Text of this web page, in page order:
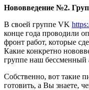
Нововведение №2.
В своей группе VK
конце года проводили
фронт работ, которые
Какие конкретно
группе наш бессменный
Собственно, вот такие
готовить, а Вы знаете,